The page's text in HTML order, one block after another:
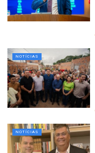
NOTÍCIAS
NOTÍCIAS